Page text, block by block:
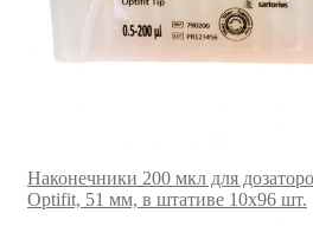
Наконечники 200 мкл для
Optifit, 51 мм, в штативе 10х96 шт.